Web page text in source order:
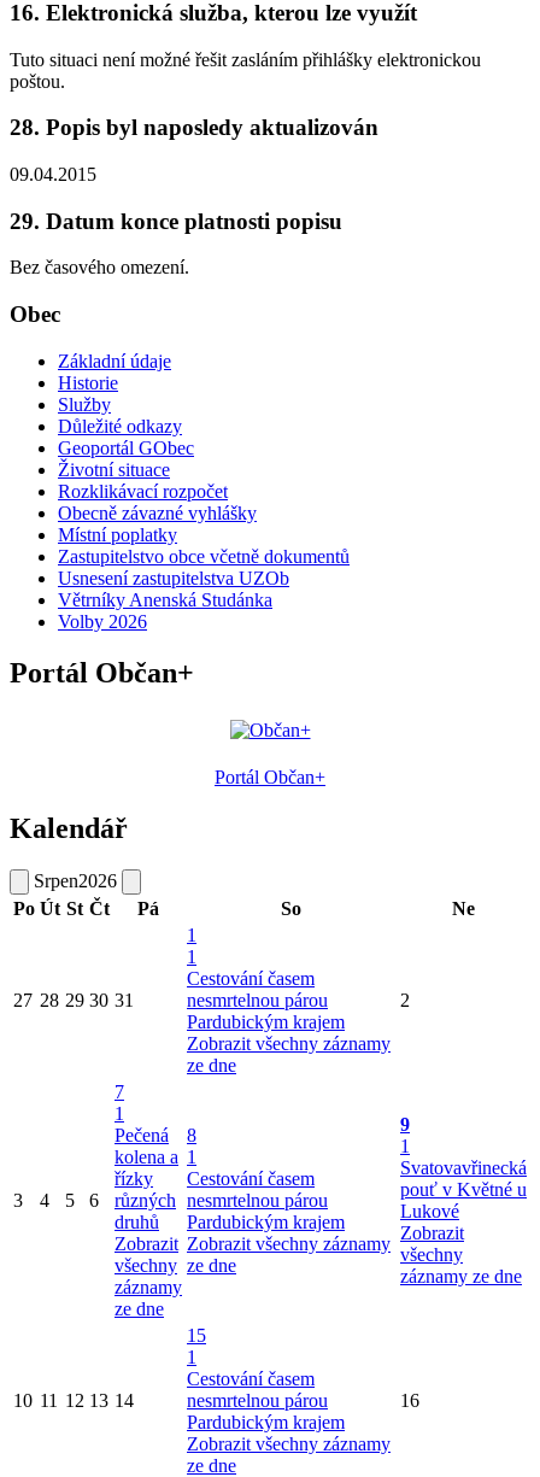
16. Elektronická služba, kterou lze využít
Tuto situaci není možné řešit zasláním přihlášky elektronickou
poštou.
28. Popis byl naposledy aktualizován
09.04.2015
29. Datum konce platnosti popisu
Bez časového omezení.
Obec
Základní údaje
Historie
Služby
Důležité odkazy
Geoportál GObec
Životní situace
Rozklikávací rozpočet
Obecně závazné vyhlášky
Místní poplatky
Zastupitelstvo obce včetně dokumentů
Usnesení zastupitelstva UZOb
Větrníky Anenská Studánka
Volby 2026
Portál Občan+
Portál Občan+
Kalendář
Srpen2026
Po Út St Čt Pá So Ne
27 28 29 30 31
1
1
Cestování časem
nesmrtelnou párou
Pardubickým krajem
Zobrazit všechny záznamy
ze dne
2
3 4 5 6
7
1
Pečená
kolena a
řízky
různých
druhů
Zobrazit
všechny
záznamy
ze dne
8
1
Cestování časem
nesmrtelnou párou
Pardubickým krajem
Zobrazit všechny záznamy
ze dne
9
1
Svatovavřinecká
pouť v Květné u
Lukové
Zobrazit
všechny
záznamy ze dne
10 11 12 13 14
15
1
Cestování časem
nesmrtelnou párou
Pardubickým krajem
Zobrazit všechny záznamy
ze dne
16